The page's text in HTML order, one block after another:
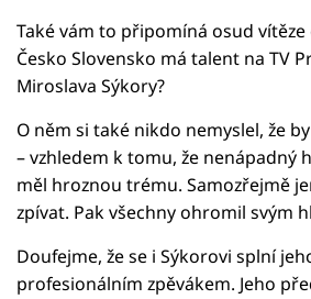
Také vám to připomíná osud
Česko Slovensko má talent na TV
Miroslava Sýkory?
O něm si také nikdo nemyslel, že
– vzhledem k tomu, že nenápadný
měl hroznou trému. Samozřejmě
zpívat. Pak všechny ohromil svým
Doufejme, že se i Sýkorovi splní
profesionálním zpěvákem. Jeho